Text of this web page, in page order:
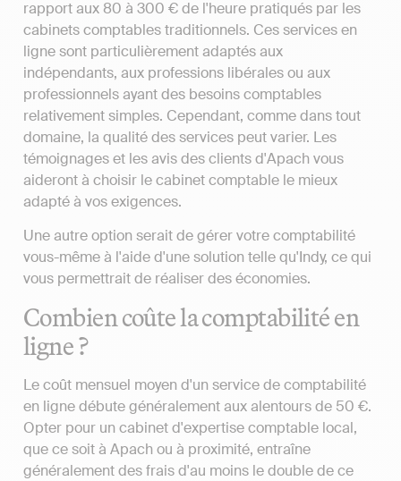
rapport aux 80 à 300 € de l'heure pratiqués par les
cabinets comptables traditionnels. Ces services en
ligne sont particulièrement adaptés aux
indépendants, aux professions libérales ou aux
professionnels ayant des besoins comptables
relativement simples. Cependant, comme dans tout
domaine, la qualité des services peut varier. Les
témoignages et les avis des clients d'Apach vous
aideront à choisir le cabinet comptable le mieux
adapté à vos exigences.
Une autre option serait de gérer votre comptabilité
vous-même à l'aide d'une solution telle qu'Indy, ce qui
vous permettrait de réaliser des économies.
Combien coûte la comptabilité en
ligne ?
Le coût mensuel moyen d'un service de comptabilité
en ligne débute généralement aux alentours de 50 €.
Opter pour un cabinet d'expertise comptable local,
que ce soit à Apach ou à proximité, entraîne
généralement des frais d'au moins le double de ce